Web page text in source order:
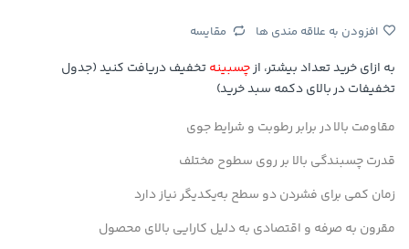
افزودن به علاقه مندی ها مقایسه
به ازای خرید تعداد بیشتر، ازچسبینهتخفیف دریافت کنید (جدول
تخفیفات در بالای دکمه سبد خرید)
مقاومت بالا در برابر رطوبت و شرایط جوی
قدرت چسبندگی بالا بر روی سطوح مختلف
زمان کمی برای فشردن دو سطح به‌یکدیگر نیاز دارد
مقرون به صرفه و اقتصادی به دلیل کارایی بالای محصول